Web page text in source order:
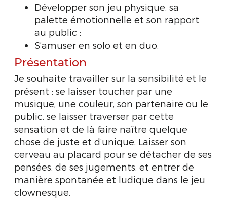
Développer son jeu physique, sa
palette émotionnelle et son rapport
au public ;
S’amuser en solo et en duo.
Présentation
Je souhaite travailler sur la sensibilité et le
présent : se laisser toucher par une
musique, une couleur, son partenaire ou le
public, se laisser traverser par cette
sensation et de là faire naître quelque
chose de juste et d’unique. Laisser son
cerveau au placard pour se détacher de ses
pensées, de ses jugements, et entrer de
manière spontanée et ludique dans le jeu
clownesque.